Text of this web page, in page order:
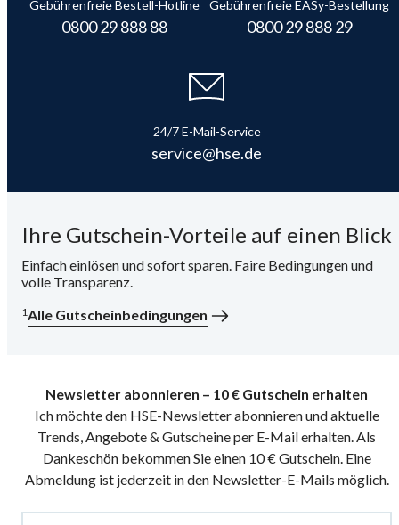
Gebührenfreie Bestell-Hotline
0800 29 888 88
Gebührenfreie EASy-Bestellung
0800 29 888 29
24/7 E-Mail-Service
service@hse.de
Ihre Gutschein-Vorteile auf einen Blick
Einfach einlösen und sofort sparen. Faire Bedingungen und
volle Transparenz.
1Alle Gutscheinbedingungen
Newsletter abonnieren – 10 € Gutschein erhalten
Ich möchte den HSE-Newsletter abonnieren und aktuelle
Trends, Angebote & Gutscheine per E-Mail erhalten. Als
Dankeschön bekommen Sie einen 10 € Gutschein. Eine
Abmeldung ist jederzeit in den Newsletter-E-Mails möglich.